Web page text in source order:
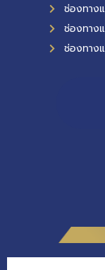
ช่องทาง
ช่องทาง
ช่องทาง